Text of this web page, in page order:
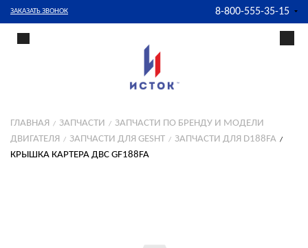
ЗАКАЗАТЬ ЗВОНОК 8-800-555-35-15
ГЛАВНАЯ ЗАПЧАСТИ
ЗАПЧАСТИ ПО БРЕНДУ И МОДЕЛИ
ДВИГАТЕЛЯ
ЗАПЧАСТИ ДЛЯ GESHT
ЗАПЧАСТИ ДЛЯ D188FA
КРЫШКА КАРТЕРА ДВС GF188FA